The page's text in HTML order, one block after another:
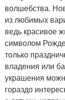
волшебства.
из любимых
ведь красивое
символом
только
владения или
украшения
гораздо